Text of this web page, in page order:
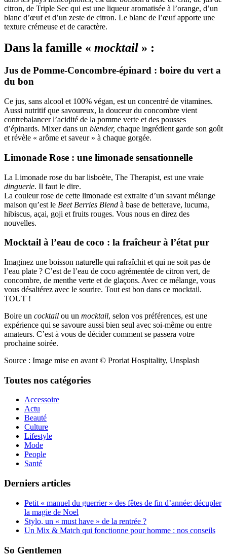
citron, de Triple Sec qui est une liqueur aromatisée à l’orange, d’un
blanc d’œuf et d’un zeste de citron. Le blanc de l’œuf apporte une
texture crémeuse et de caractère.
Dans la famille « mocktail » :
Jus de Pomme-Concombre-épinard : boire du vert a
du bon
Ce jus, sans alcool et 100% végan, est un concentré de vitamines.
Aussi nutritif que savoureux, la douceur du concombre vient
contrebalancer l’acidité de la pomme verte et des pousses
d’épinards. Mixer dans un blender, chaque ingrédient garde son goût
et révèle « arôme et saveur » à chaque gorgée.
Limonade Rose : une limonade sensationnelle
La Limonade rose du bar lisboète, The Therapist, est une vraie
dinguerie. Il faut le dire.
La couleur rose de cette limonade est extraite d’un savant mélange
maison qu’est le Beet Berries Blend à base de betterave, lucuma,
hibiscus, açai, goji et fruits rouges. Vous nous en direz des
nouvelles.
Mocktail à l’eau de coco : la fraîcheur à l’état pur
Imaginez une boisson naturelle qui rafraîchit et qui ne soit pas de
l’eau plate ? C’est de l’eau de coco agrémentée de citron vert, de
concombre, de menthe verte et de glaçons. Avec ce mélange, vous
vous désaltérez avec le sourire. Tout est bon dans ce mocktail.
TOUT !
Boire un cocktail ou un mocktail, selon vos préférences, est une
expérience qui se savoure aussi bien seul avec soi-même ou entre
amateurs. C’est à vous de décider comment se passera votre
prochaine soirée.
Source : Image mise en avant © Proriat Hospitality, Unsplash
Toutes nos catégories
Accessoire
Actu
Beauté
Culture
Lifestyle
Mode
People
Santé
Derniers articles
Petit « manuel du guerrier » des fêtes de fin d’année: décupler
la magie de Noel
Stylo, un « must have » de la rentrée ?
Un Mix & Match qui fonctionne pour homme : nos conseils
So Gentlemen